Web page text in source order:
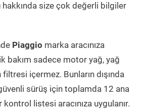
hakkında size çok değerli bilgiler
Piaggio marka aracınıza
bakım sadece motor yağ, yağ
içermez. Bunların dışında
güvenli sürüş için toplamda 12 ana
listesi aracınıza uygulanır.